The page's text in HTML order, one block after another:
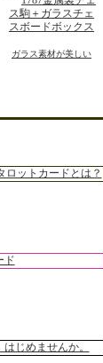
ガラス素材が美しい